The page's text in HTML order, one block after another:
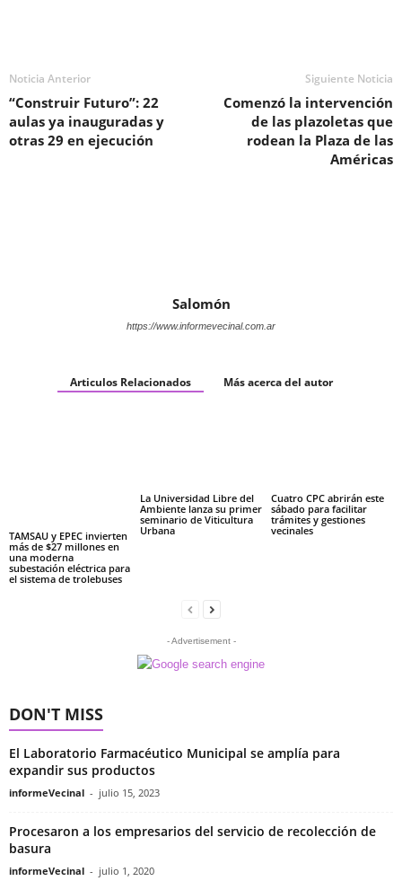
Noticia Anterior
“Construir Futuro”: 22
aulas ya inauguradas y
otras 29 en ejecución
Siguiente Noticia
Comenzó la intervención
de las plazoletas que
rodean la Plaza de las
Américas
Salomón
https://www.informevecinal.com.ar
Articulos Relacionados Más acerca del autor
TAMSAU y EPEC invierten
más de $27 millones en
una moderna
subestación eléctrica para
el sistema de trolebuses
La Universidad Libre del
Ambiente lanza su primer
seminario de Viticultura
Urbana
Cuatro CPC abrirán este
sábado para facilitar
trámites y gestiones
vecinales
- Advertisement -
DON'T MISS
El Laboratorio Farmacéutico Municipal se amplía para
expandir sus productos
informeVecinal - julio 15, 2023
Procesaron a los empresarios del servicio de recolección de
basura
informeVecinal - julio 1, 2020